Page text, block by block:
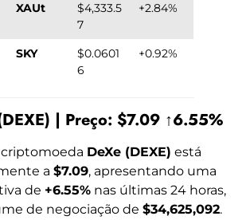
XAUt
$4,333.5
7
+2.84%
SKY
$0.0601
6
+0.92%
| Preço: $7.09 ↑6.55%
criptomoeda DeXe (DEXE) está
a $7.09, apresentando uma
de +6.55% nas últimas 24 horas,
de negociação de $34,625,092.